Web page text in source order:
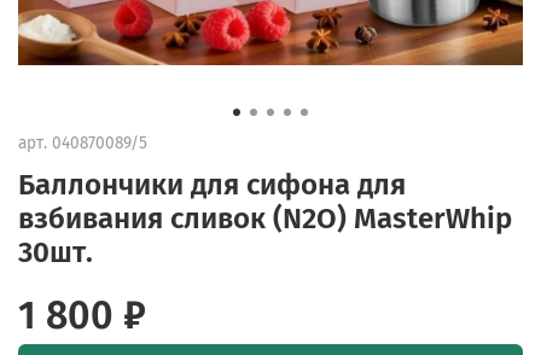
арт. 040870089/5
Баллончики для сифона для
взбивания сливок (N2O) MasterWhip
30шт.
1 800 ₽